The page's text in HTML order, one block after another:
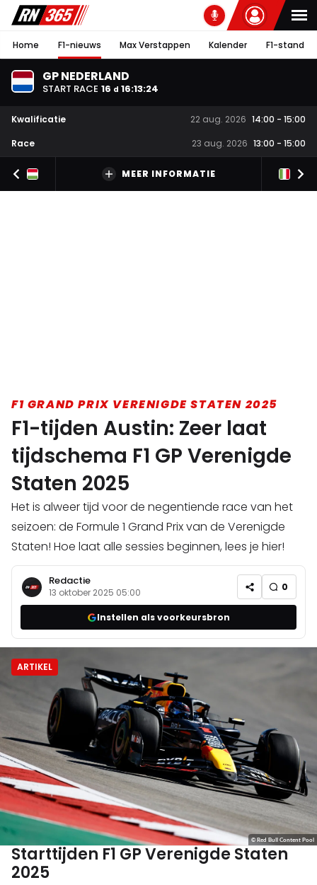
Home F1-nieuws Max Verstappen Kalender F1-stand
GP NEDERLAND
START RACE 16 d 16:13:23
Kwalificatie 22 aug. 2026 14:00 - 15:00
Race
23 aug. 2026 13:00 - 15:00
MEER INFORMATIE
F1 GRAND PRIX VERENIGDE STATEN 2025
F1-tijden Austin: Zeer laat
tijdschema F1 GP Verenigde
Staten 2025
Het is alweer tijd voor de negentiende race van het
seizoen: de Formule 1 Grand Prix van de Verenigde
Staten! Hoe laat alle sessies beginnen, lees je hier!
Redactie
13 oktober 2025 05:00 0
Instellen als voorkeursbron
ARTIKEL
© Red Bull Content Pool
Starttijden F1 GP Verenigde Staten
2025